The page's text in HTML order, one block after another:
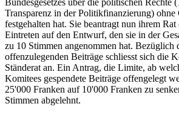
Bundesgesetzes über die politischen Rechte
Transparenz in der Politikfinanzierung) ohne
festgehalten hat. Sie beantragt nun ihrem Rat
Eintreten auf den Entwurf, den sie in der
zu 10 Stimmen angenommen hat. Bezüglich
offenzulegenden Beiträge schliesst sich die
Ständerat an. Ein Antrag, die Limite, ab
Komitees gespendete Beiträge offengelegt
25'000 Franken auf 10'000 Franken zu
Stimmen abgelehnt.